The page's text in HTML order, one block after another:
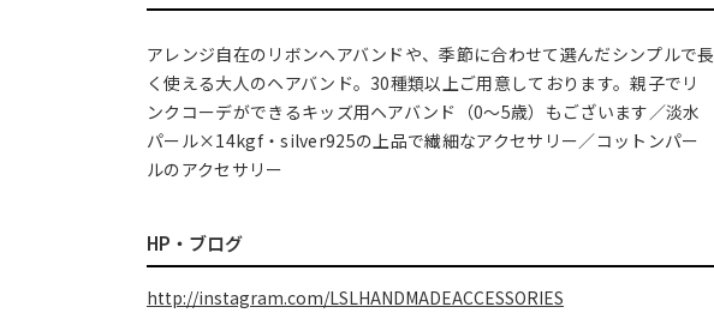
アレンジ自在のリボンヘアバンドや、季節に合わせて選んだシンプルで長
く使える大人のヘアバンド。30種類以上ご用意しております。親子でリ
ンクコーデができるキッズ用ヘアバンド（0〜5歳）もございます／淡水
パール×14kgf・silver925の上品で繊細なアクセサリー／コットンパー
ルのアクセサリー
HP・ブログ
http://instagram.com/LSLHANDMADEACCESSORIES